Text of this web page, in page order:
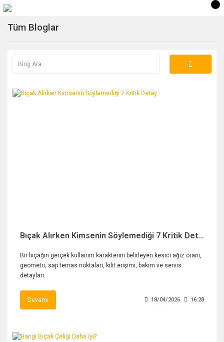
Tüm Bloglar
Bıçak Alırken Kimsenin Söylemediği 7 Kritik Detay
Bir bıçağın gerçek kullanım karakterini belirleyen kesici ağız oranı,
geometri, sap temas noktaları, kilit erişimi, bakım ve servis
detayları.
Devamı 18/04/2026 16:28